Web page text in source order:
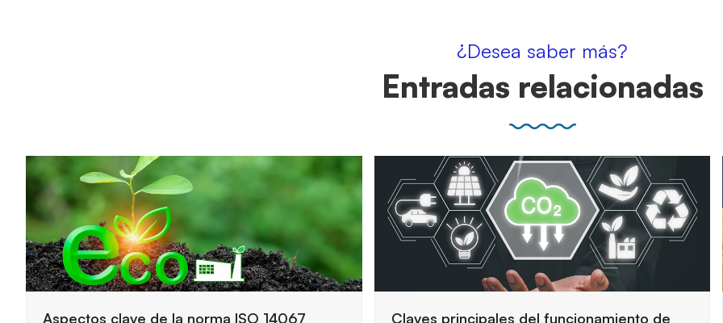
¿Desea saber más?
Entradas relacionadas
Claves principales del funcionamiento de
Cómo preparar una auditoría de seguridad